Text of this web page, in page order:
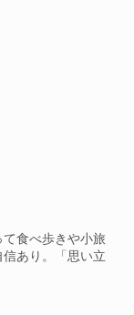
食べ歩きや小旅
あり。「思い立